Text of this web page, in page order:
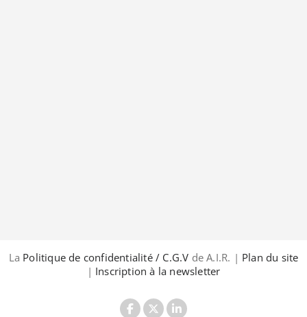
La Politique de confidentialité / C.G.V de A.I.R. | Plan du site
| Inscription à la newsletter